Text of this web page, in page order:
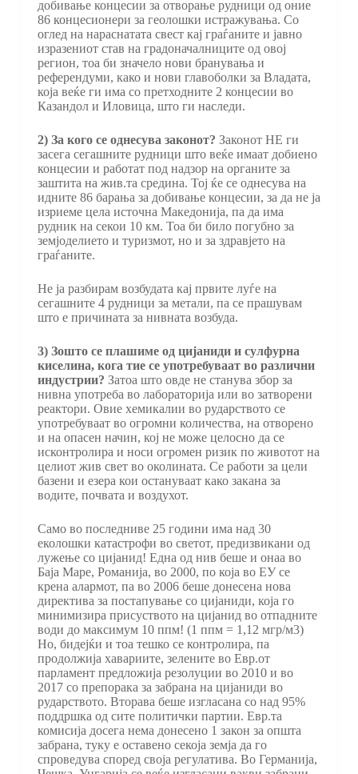
добивање концесии за отворање рудници од оние
86 концесионери за геолошки истражувања. Со
оглед на нараснатата свест кај граѓаните и јавно
изразениот став на градоначалниците од овој
регион, тоа би значело нови бранувања и
референдуми, како и нови главоболки за Владата,
која веќе ги има со претходните 2 концесии во
Казандол и Иловица, што ги наследи.
2) За кого се однесува законот? Законот НЕ ги
засега сегашните рудници што веќе имаат добиено
концесии и работат под надзор на органите за
заштита на жив.та средина. Тој ќе се однесува на
идните 86 барања за добивање концесии, за да не ја
изриеме цела источна Македонија, па да има
рудник на секои 10 км. Тоа би било погубно за
земјоделието и туризмот, но и за здравјето на
граѓаните.
Не ја разбирам возбудата кај првите луѓе на
сегашните 4 рудници за метали, па се прашувам
што е причината за нивната возбуда.
3) Зошто се плашиме од цијаниди и сулфурна
киселина, кога тие се употребуваат во различни
индустрии? Затоа што овде не станува збор за
нивна употреба во лабораторија или во затворени
реактори. Овие хемикалии во рударството се
употребуваат во огромни количества, на отворено
и на опасен начин, кој не може целосно да се
исконтролира и носи огромен ризик по животот на
целиот жив свет во околината. Се работи за цели
базени и езера кои остануваат како закана за
водите, почвата и воздухот.
Само во последниве 25 години има над 30
еколошки катастрофи во светот, предизвикани од
лужење со цијанид! Една од нив беше и онаа во
Баја Маре, Романија, во 2000, по која во ЕУ се
крена алармот, па во 2006 беше донесена нова
директива за постапување со цијаниди, која го
минимизира присуството на цијанид во отпадните
води до максимум 10 ппм! (1 ппм = 1,12 мгр/м3)
Но, бидејќи и тоа тешко се контролира, па
продолжија хавариите, зелените во Евр.от
парламент предложија резолуции во 2010 и во
2017 со препорака за забрана на цијаниди во
рударството. Вторава беше изгласана со над 95%
поддршка од сите политички партии. Евр.та
комисија досега нема донесено 1 закон за општа
забрана, туку е оставено секоја земја да го
спроведува според своја регулатива. Во Германија,